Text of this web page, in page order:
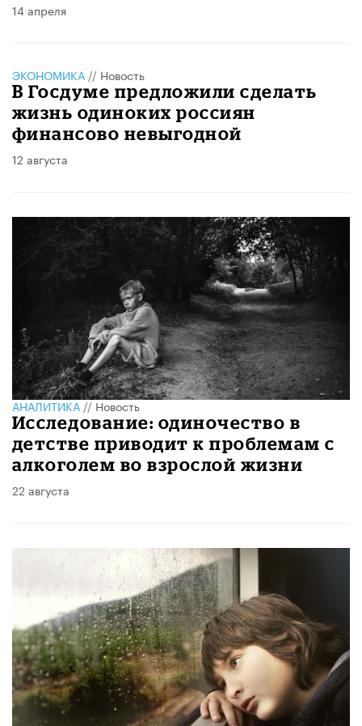
14 апреля
ЭКОНОМИКА // Новость
В Госдуме предложили сделать
жизнь одиноких россиян
финансово невыгодной
12 августа
АНАЛИТИКА//Новость
Исследование: одиночество в
детстве приводит к проблемам с
алкоголем во взрослой жизни
22 августа